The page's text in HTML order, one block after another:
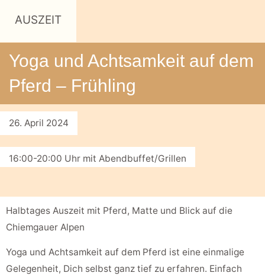
AUSZEIT
Yoga und Achtsamkeit auf dem
Pferd – Frühling
26. April 2024
16:00-20:00 Uhr mit Abendbuffet/Grillen
Halbtages Auszeit mit Pferd, Matte und Blick auf die
Chiemgauer Alpen
Yoga und Achtsamkeit auf dem Pferd ist eine einmalige
Gelegenheit, Dich selbst ganz tief zu erfahren. Einfach